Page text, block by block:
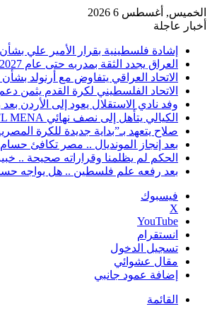
الخميس, أغسطس 6 2026
أخبار عاجلة
إشادة فلسطينية بقرار الأمير علي
العراق يجدد الثقة بمدربه حتى عام 2027 | رياضة عربية
الاتحاد العراقي يتفاوض مع أرنولد
الاتحاد الفلسطيني لكرة القدم يثمن
وفد نادي الاستقلال يعود إلى الأردن
الكيالي يتأهل إلى نصف نهائي PFL MENA ويواصل حلمه في الرياض | رياضة عربية
صلاح يتعهد بـ”بداية جديدة للكرة
بعد إنجاز المونديال .. مصر تكافئ
الحكم لم يظلمنا وقراراته صحيحة ..
بعد رفعه علم فلسطين .. هل يواجه
فيسبوك
‫X
‫YouTube
انستقرام
تسجيل الدخول
مقال عشوائي
إضافة عمود جانبي
القائمة